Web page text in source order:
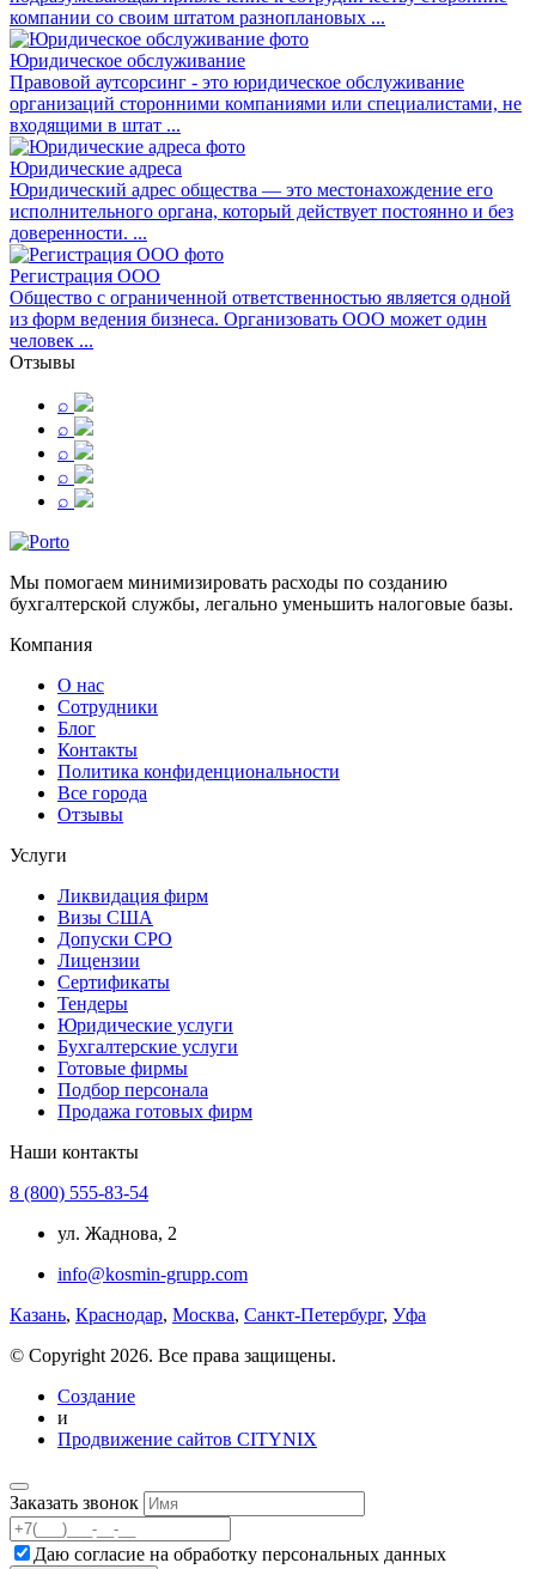
компании со своим штатом разноплановых ...
Юридическое обслуживание
Правовой аутсорсинг - это юридическое обслуживание
организаций сторонними компаниями или специалистами, не
входящими в штат ...
Юридические адреса
Юридический адрес общества — это местонахождение его
исполнительного органа, который действует постоянно и без
доверенности. ...
Регистрация ООО
Общество с ограниченной ответственностью является одной
из форм ведения бизнеса. Организовать ООО может один
человек ...
Отзывы
⌕
⌕
⌕
⌕
⌕
Мы помогаем минимизировать расходы по созданию
бухгалтерской службы, легально уменьшить налоговые базы.
Компания
О нас
Сотрудники
Блог
Контакты
Политика конфиденциональности
Все города
Отзывы
Услуги
Ликвидация фирм
Визы США
Допуски СРО
Лицензии
Сертификаты
Тендеры
Юридические услуги
Бухгалтерские услуги
Готовые фирмы
Подбор персонала
Продажа готовых фирм
Наши контакты
8 (800) 555-83-54
ул. Жаднова, 2
info@kosmin-grupp.com
Казань, Краснодар, Москва, Санкт-Петербург, Уфа
© Copyright 2026. Все права защищены.
Создание
и
Продвижение сайтов CITYNIX
Заказать звонок
Даю согласие на обработку персональных данных